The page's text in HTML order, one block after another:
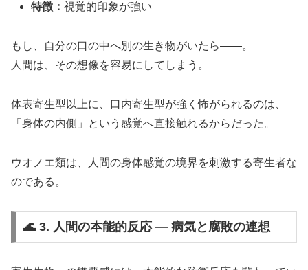
特徴：視覚的印象が強い
もし、自分の口の中へ別の生き物がいたら――。
人間は、その想像を容易にしてしまう。
体表寄生型以上に、口内寄生型が強く怖がられるのは、
「身体の内側」という感覚へ直接触れるからだった。
ウオノエ類は、人間の身体感覚の境界を刺激する寄生者な
のである。
🌊 3. 人間の本能的反応 ― 病気と腐敗の連想